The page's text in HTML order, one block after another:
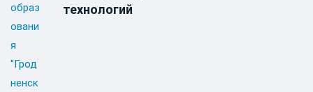
технологий